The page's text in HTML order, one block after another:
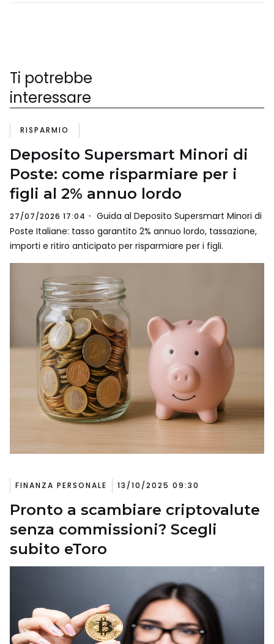
Ti potrebbe
interessare
RISPARMIO
Deposito Supersmart Minori di
Poste: come risparmiare per i
figli al 2% annuo lordo
27/07/2026 17:04
Guida al Deposito Supersmart Minori di
Poste Italiane: tasso garantito 2% annuo lordo, tassazione,
importi e ritiro anticipato per risparmiare per i figli.
FINANZA PERSONALE 13/10/2025 09:30
Pronto a scambiare criptovalute
senza commissioni? Scegli
subito eToro